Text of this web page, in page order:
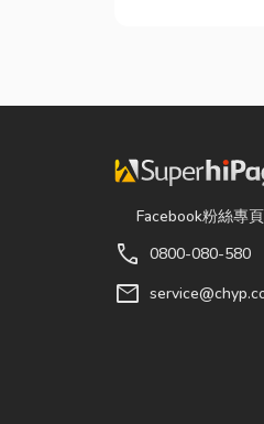
變...
Facebook粉絲專頁
call 0800-080-580
mail